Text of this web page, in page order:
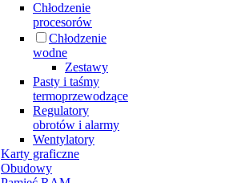
Chłodzenie
procesorów
Chłodzenie
wodne
Zestawy
Pasty i taśmy
termoprzewodzące
Regulatory
obrotów i alarmy
Wentylatory
Karty graficzne
Obudowy